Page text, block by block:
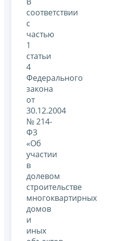
соответствии
с
частью
1
статьи
4
Федерального
закона
от
30.12.2004
№ 214-
ФЗ
«Об
участии
в
долевом
строительстве
многоквартирных
домов
и
иных